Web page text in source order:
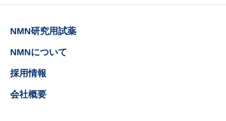
NMN研究用試薬
NMNについて
採用情報
会社概要